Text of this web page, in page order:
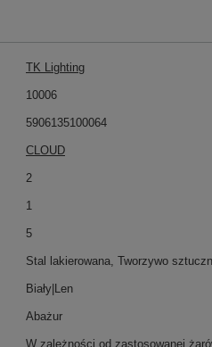
TK Lighting
10006
5906135100064
CLOUD
2
1
5
Stal lakierowana, Tworzywo
Biały|Len
Abażur
W zależności od zastosowanej